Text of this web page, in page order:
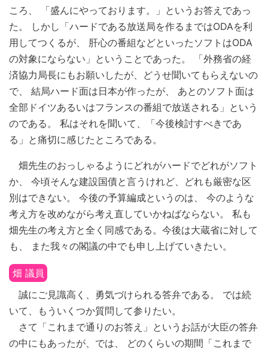
ころ、 「盛んにやっております。」というお答えであっ
た。 しかし「ハードである放送局を作るまではODAを利
用してつくるが、 肝心の番組などといったソフトはODA
の対象にならない」ということであった。 「外務省の経
済協力局長にもお願いしたが、どうせ聞いてもらえないの
で、 結局ハード面は日本が作ったが、 あとのソフト面は
全部ドイツあるいはフランスの番組で放送される」という
のである。 私はそれを聞いて、「今後検討すべきであ
る」と痛切に感じたところである。
畑先生のおっしゃるようにどれがハードでどれがソフト
か、 今頃そんな建設国債と言うけれど、どれも厳密な区
別はできない。 今後の予算編成というのは、 今のような
考え方を改めながら考え直していかねばならない。 私も
畑先生の考え方と全く同感である。今後は大蔵省に対して
も、 また我々の閣議の中でも申し上げていきたい。
畑 議員
誠にご見識高く、勇気づけられる答弁である。 では続
いて、もういくつか質問して参りたい。
さて「これまで通りのお答え」というお話が大臣の答弁
の中にもあったが、では、 どのくらいの期間「これまで